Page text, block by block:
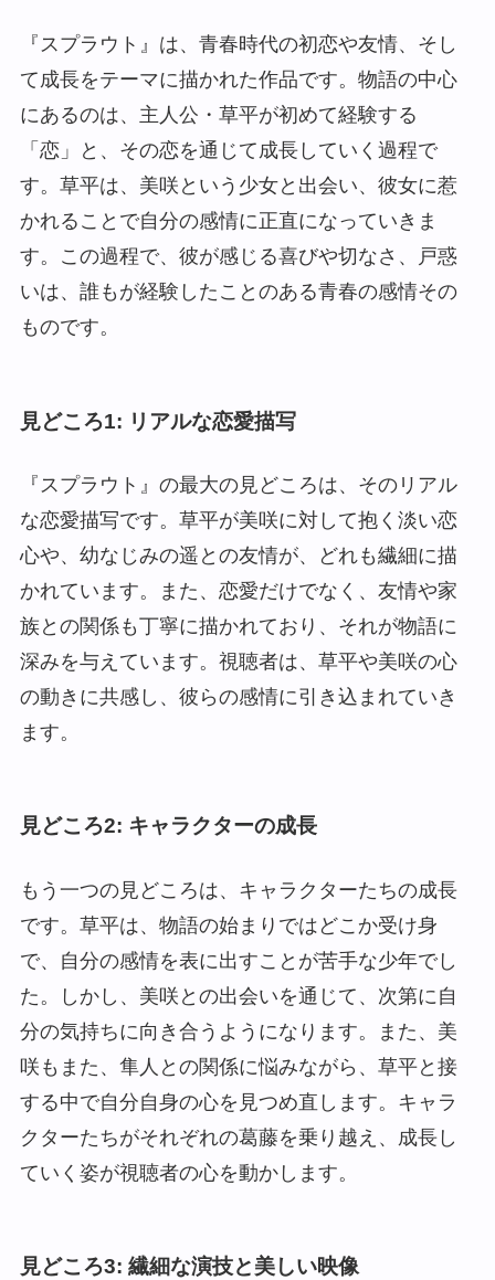
『スプラウト』は、青春時代の初恋や友情、そし
て成長をテーマに描かれた作品です。物語の中心
にあるのは、主人公・草平が初めて経験する
「恋」と、その恋を通じて成長していく過程で
す。草平は、美咲という少女と出会い、彼女に惹
かれることで自分の感情に正直になっていきま
す。この過程で、彼が感じる喜びや切なさ、戸惑
いは、誰もが経験したことのある青春の感情その
ものです。
見どころ1: リアルな恋愛描写
『スプラウト』の最大の見どころは、そのリアル
な恋愛描写です。草平が美咲に対して抱く淡い恋
心や、幼なじみの遥との友情が、どれも繊細に描
かれています。また、恋愛だけでなく、友情や家
族との関係も丁寧に描かれており、それが物語に
深みを与えています。視聴者は、草平や美咲の心
の動きに共感し、彼らの感情に引き込まれていき
ます。
見どころ2: キャラクターの成長
もう一つの見どころは、キャラクターたちの成長
です。草平は、物語の始まりではどこか受け身
で、自分の感情を表に出すことが苦手な少年でし
た。しかし、美咲との出会いを通じて、次第に自
分の気持ちに向き合うようになります。また、美
咲もまた、隼人との関係に悩みながら、草平と接
する中で自分自身の心を見つめ直します。キャラ
クターたちがそれぞれの葛藤を乗り越え、成長し
ていく姿が視聴者の心を動かします。
見どころ3: 繊細な演技と美しい映像